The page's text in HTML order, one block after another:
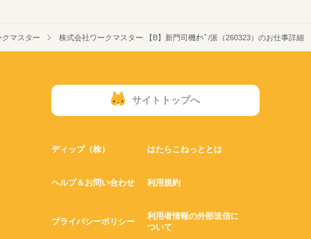
マスター 株式会社ワークマスター 【B】新門司機ｵﾍﾟ/派（260323）のお仕事詳細
サイトトップへ
ディップ（株） はたらこねっととは
ヘルプ＆お問い合わせ 利用規約
プライバシーポリシー
利用者情報の外部送信に
ついて